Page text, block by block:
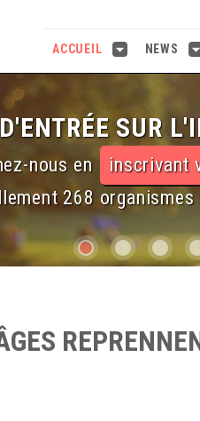
NEWS
ACCUEIL
SUR
nous en inscrivant
268